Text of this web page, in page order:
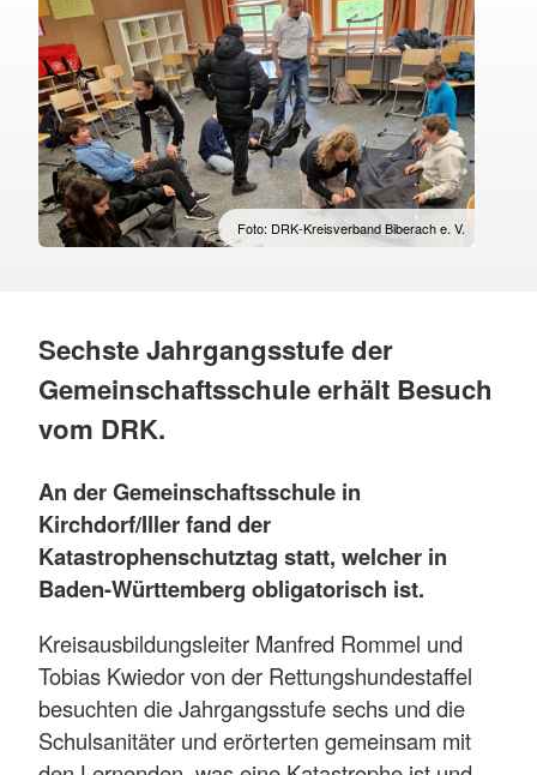
Foto: DRK-Kreisverband Biberach e. V.
Sechste Jahrgangsstufe der
Gemeinschaftsschule erhält Besuch
vom DRK.
An der Gemeinschaftsschule in
Kirchdorf/Iller fand der
Katastrophenschutztag statt, welcher in
Baden-Württemberg obligatorisch ist.
Kreisausbildungsleiter Manfred Rommel und
Tobias Kwiedor von der Rettungshundestaffel
besuchten die Jahrgangsstufe sechs und die
Schulsanitäter und erörterten gemeinsam mit